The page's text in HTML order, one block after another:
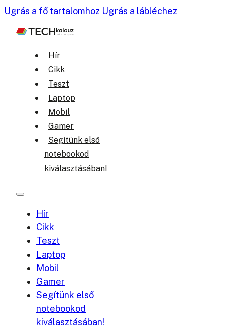
Ugrás a fő tartalomhoz Ugrás a lábléchez
Hír
Cikk
Teszt
Laptop
Mobil
Gamer
Segítünk első
notebookod
kiválasztásában!
Hír
Cikk
Teszt
Laptop
Mobil
Gamer
Segítünk első
notebookod
kiválasztásában!